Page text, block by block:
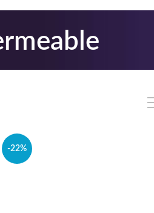
-22%